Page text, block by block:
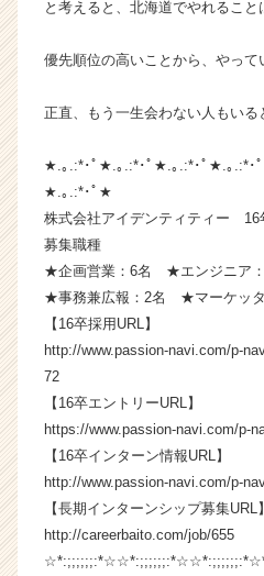
ス
ウ
就
サ
ト
チ
ャ
ア
（C
h
r
C
a
と考えると、北海道でやれること
優先順位の高いことから、やって
正直、もう一生会わない人もい
★.｡.:*･ﾟ★.｡.:*･ﾟ★.｡.:*･ﾟ★.｡.:*･
★.｡.:*･ﾟ★
株式会社アイデンティティー 16
募集職種
★企画営業：6名 ★エンジニア
★事務兼広報：2名 ★マーケッ
【16卒採用URL】
http://www.passion-navi.com/p-
72
【16卒エントリーURL】
https://www.passion-navi.com/p-
【16卒インターン情報URL】
http://www.passion-navi.com/p-
【長期インターンシップ募集URL】
http://careerbaito.com/job/655